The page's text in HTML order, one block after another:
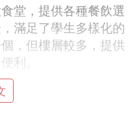
堂，提供各種餐飲選
滿足了學生多樣化的
，但樓層較多，提供
利。
率高，福建省內公司